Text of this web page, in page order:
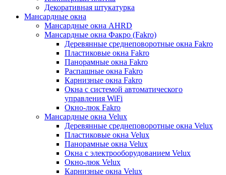
Декоративная штукатурка
Мансардные окна
Мансардные окна AHRD
Мансардные окна Факро (Fakro)
Деревянные среднеповоротные окна Fakro
Пластиковые окна Fakro
Панорамные окна Fakro
Распашные окна Fakro
Карнизные окна Fakro
Окна с системой автоматического
управления WiFi
Окно-люк Fakro
Мансардные окна Velux
Деревянные среднеповоротные окна Velux
Пластиковые окна Velux
Панорамные окна Velux
Окна с электрооборудованием Velux
Окно-люк Velux
Карнизные окна Velux